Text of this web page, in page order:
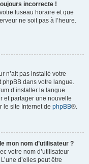
incorrecte !
fuseau horaire et que
ne soit pas à l’heure.
n’ait pas installé votre
phpBB dans votre langue.
d’installer la langue
et partager une nouvelle
le site Internet de phpBB®.
mon nom d’utilisateur ?
votre nom d’utilisateur
d’elles peut être